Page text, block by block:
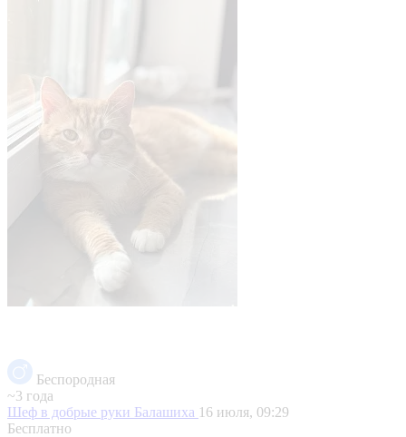
Беспородная
~3 года
Шеф в добрые руки Балашиха 16 июля, 09:29
Бесплатно